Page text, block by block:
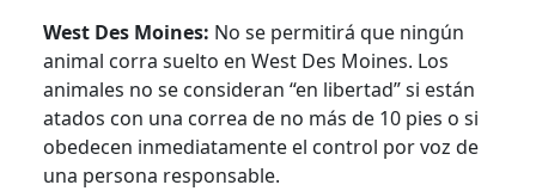
West Des Moines: No se permitirá que ningún
animal corra suelto en West Des Moines. Los
animales no se consideran “en libertad” si están
atados con una correa de no más de 10 pies o si
obedecen inmediatamente el control por voz de
una persona responsable.